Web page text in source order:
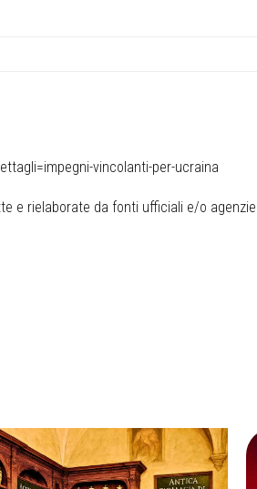
vincolanti-per-ucraina
e rielaborate da fonti ufficiali e/o